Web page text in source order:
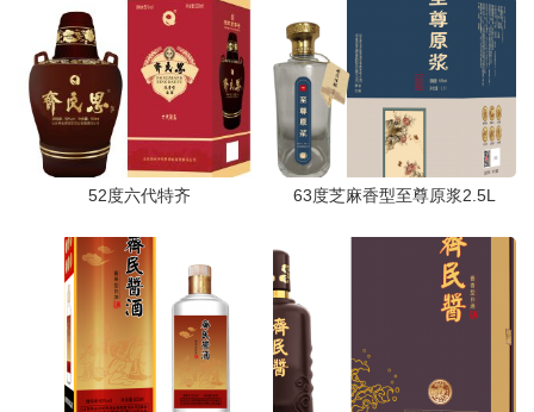
52度六代特齐 63度芝麻香型至尊原浆2.5L